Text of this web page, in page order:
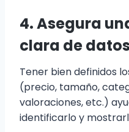
4. Asegura
clara de datos
Tener bien definidos
(precio, tamaño,
valoraciones, etc.)
identificarlo y